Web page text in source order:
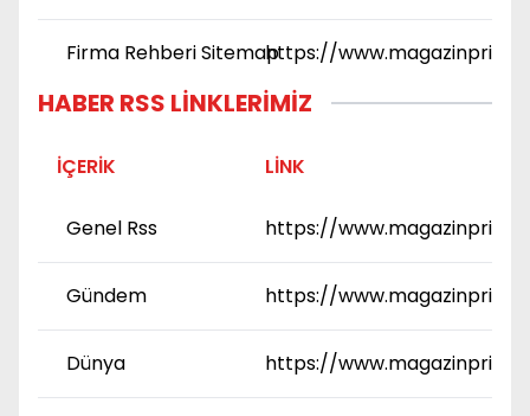
Firma Rehberi Sitemaphttps://
HABER RSS LINKLERIMIZ
İÇERIK LINK
Genel Rss https://
Gündem https://
Dünya https://